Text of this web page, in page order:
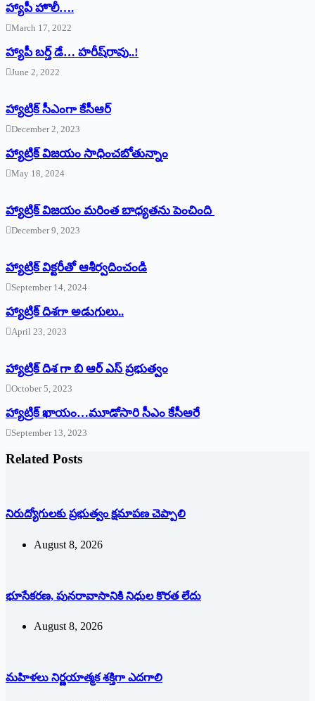
హ్యాపీ హొలీ….
March 17, 2022
హ్యాపీ బర్త్ ‌డే… హరీష్‌రావు..!
June 2, 2022
హ్యాట్రిక్‌ ‌సీఎంగా కేసీఆర్‌
December 2, 2023
హ్యాట్రిక్‌ విజయం సాధించబోతున్నాం
May 18, 2024
హ్యాట్రిక్ విజయం మరింత బాధ్యతను పెంచింది
December 9, 2023
హ్యాట్రిక్‌ ‌విక్టరీతో ఆశీర్వదించండి
September 14, 2024
‌హ్యాట్రిక్‌ ‌దిశగా అడుగులు..
April 23, 2023
హ్యాట్రిక్ దిశ గా బి ఆర్ ఎస్ ప్రభుత్వం
October 5, 2023
హ్యాట్రిక్‌ ‌ఖాయం…మూడోసారి సీఎం కేసీఆరే
September 13, 2023
Related Posts
నిరుద్యోగులకు ప్రభుత్వం క్షమాపణ చెప్పాలి
August 8, 2026
భూసేకరణ, పునరావాసానికి నిధుల కొరత లేదు
August 8, 2026
మహిళలు నిర్ణయాత్మక శక్తిగా ఎదగాలి